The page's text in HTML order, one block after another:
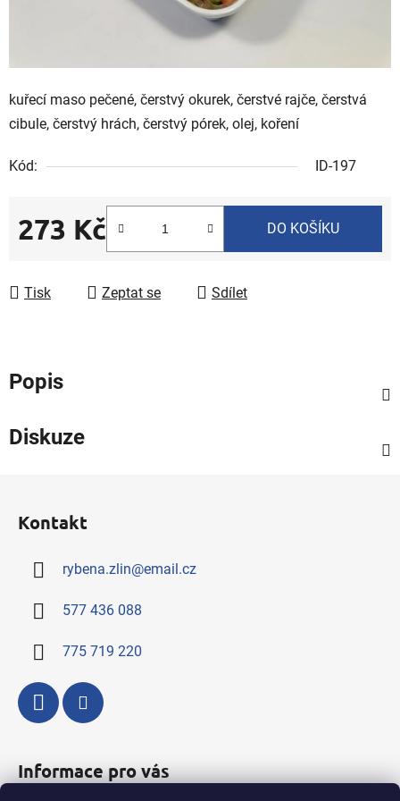
kuřecí maso pečené, čerstvý okurek, čerstvé rajče, čerstvá
cibule, čerstvý hrách, čerstvý pórek, olej, koření
Kód: ID-197
273 Kč DO KOŠÍKU
Tisk Zeptat se Sdílet
Popis
Diskuze
Kontakt
rybena.zlin@email.cz
577 436 088
775 719 220
Informace pro vás